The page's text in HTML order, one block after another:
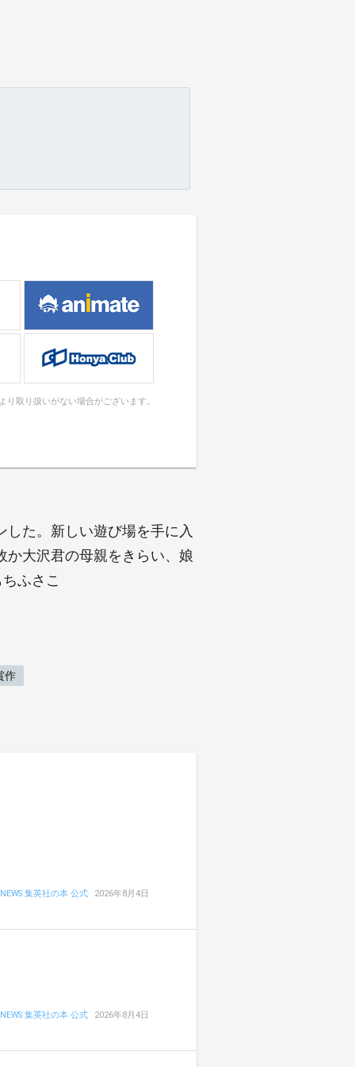
り取り扱いがない場合がございます。
た。新しい遊び場を手に入
か大沢君の母親をきらい、娘
ふさこ
作
NEWS 集英社の本 公式 2026年8月4日
NEWS 集英社の本 公式 2026年8月4日